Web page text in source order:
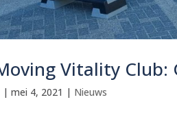
Vitality Club:
|mei 4, 2021 | Nieuws